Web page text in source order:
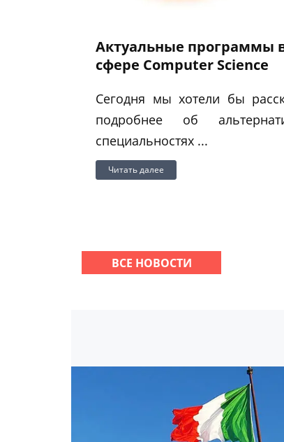
Актуальные программы
сфере Computer Science
Сегодня мы хотели бы
подробнее об
специальностях ...
Читать далее
ВСЕ НОВОСТИ